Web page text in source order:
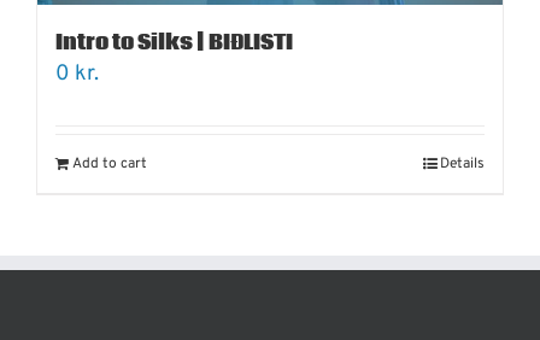
Intro to Silks | BIÐLISTI
0 kr.
Add to cart Details